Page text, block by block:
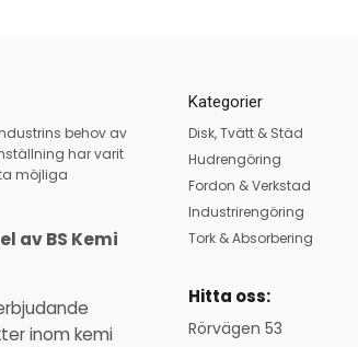
behov av
har varit
möjliga
av BS Kemi
inom kemi
Kategorier
Disk, Tvätt & Städ
Hudrengöring
Fordon & Verkstad
Industrirengöring
Tork & Absorbering
Hitta oss:
Rörvägen 53